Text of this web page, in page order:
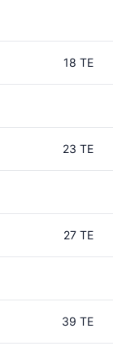
18 TE
23 TE
27 TE
39 TE